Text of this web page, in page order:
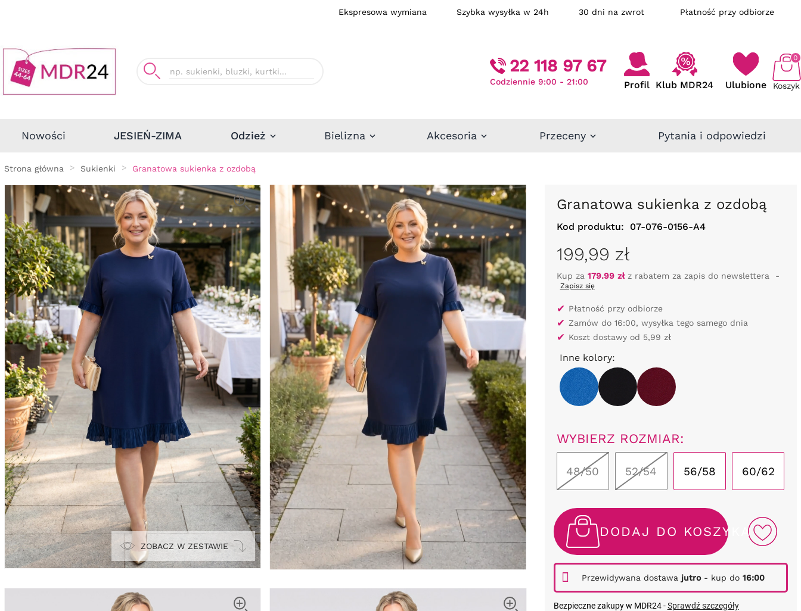
Ekspresowa wymiana Szybka wysyłka w 24h 30 dni na zwrot Płatność przy odbiorze
22 118 97 67
Codziennie 9:00 - 21:00 Profil Klub MDR24 Ulubione Koszyk
0
Nowości JESIEŃ-ZIMA Odzież Bielizna Akcesoria Przeceny Pytania i odpowiedzi
Strona główna Sukienki Granatowa sukienka z ozdobą
ZOBACZ W ZESTAWIE
Granatowa sukienka z ozdobą
Kod produktu: 07-076-0156-A4
199,99 zł
Kup za 179.99 złz rabatem za zapis do newslettera -
Zapisz się
✔ Płatność przy odbiorze
✔ Zamów do 16:00, wysyłka tego samego dnia
✔ Koszt dostawy od 5,99 zł
Inne kolory:
WYBIERZ ROZMIAR:
48/50 52/54 56/58 60/62
DODAJ DO KOSZYKA
Przewidywana dostawa jutro- kup do 16:00
Bezpieczne zakupy w MDR24 -Sprawdź szczegóły